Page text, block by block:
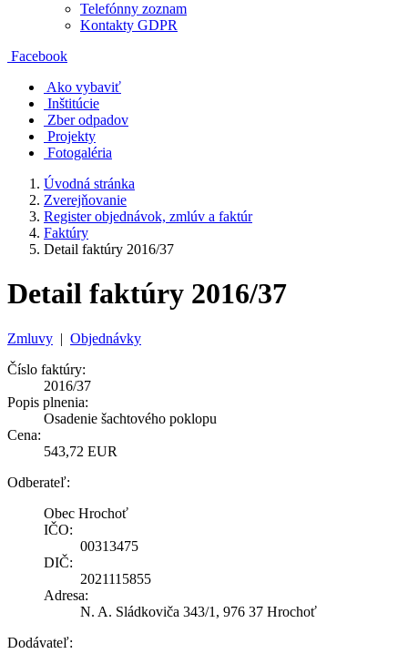
Telefónny zoznam
Kontakty GDPR
Facebook
Ako vybaviť
Inštitúcie
Zber odpadov
Projekty
Fotogaléria
Úvodná stránka
Zverejňovanie
Register objednávok, zmlúv a faktúr
Faktúry
Detail faktúry 2016/37
Detail faktúry 2016/37
Zmluvy | Objednávky
Číslo faktúry:
2016/37
Popis plnenia:
Osadenie šachtového poklopu
Cena:
543,72 EUR
Odberateľ:
Obec Hrochoť
IČO:
00313475
DIČ:
2021115855
Adresa:
N. A. Sládkoviča 343/1, 976 37 Hrochoť
Dodávateľ: